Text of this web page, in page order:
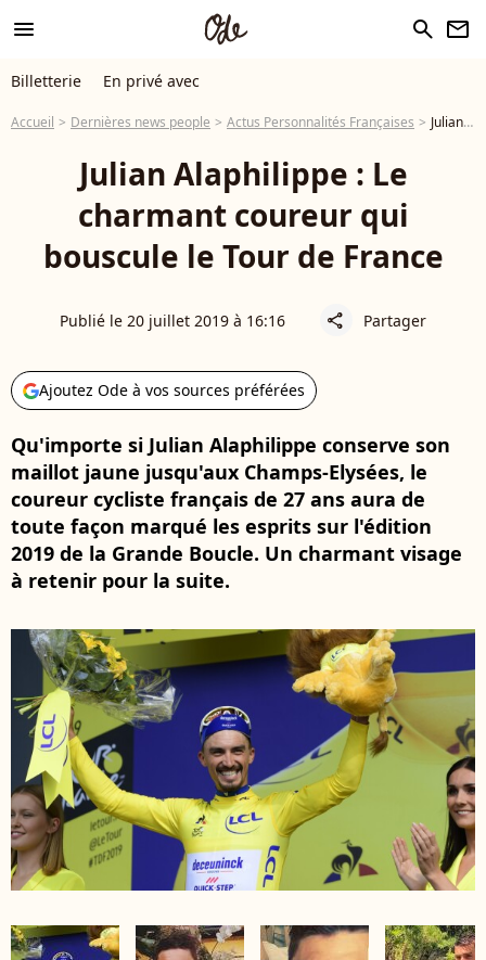
menu search newsletter
Billetterie En privé avec
Accueil Dernières news people Actus Personnalités Françaises Julian Alaphilippe : Le charmant coureur qui bouscule le Tour de France
Julian Alaphilippe : Le
charmant coureur qui
bouscule le Tour de France
Publié le 20 juillet 2019 à 16:16 share Partager
Ajoutez Ode à vos sources préférées
Qu'importe si Julian Alaphilippe conserve son
maillot jaune jusqu'aux Champs-Elysées, le
coureur cycliste français de 27 ans aura de
toute façon marqué les esprits sur l'édition
2019 de la Grande Boucle. Un charmant visage
à retenir pour la suite.